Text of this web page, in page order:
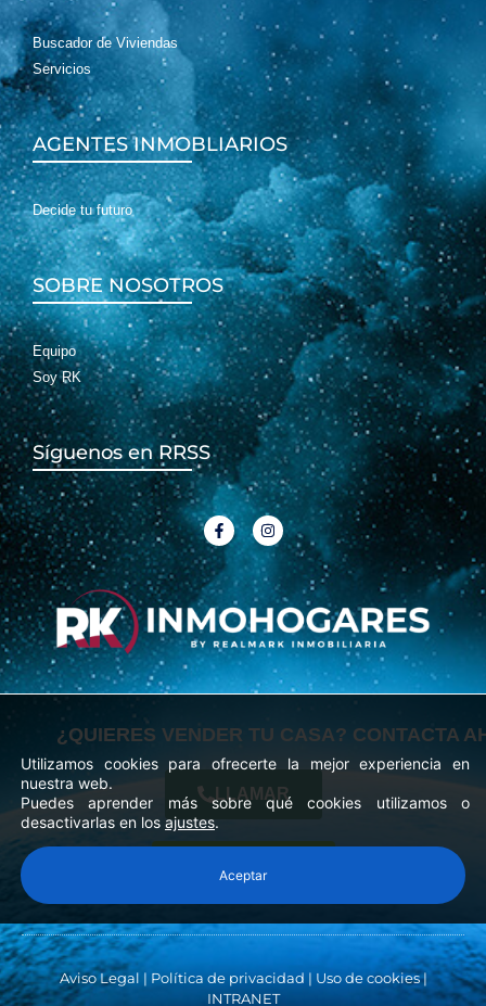
El Algar
15 minutos de
Cartagena
10 minutos de las
playas del Mar Menor
Porque hay casas... y luego
están las que hacen que quieras
quedarte a vivir desde el primer
momento.
Buscador de Viviendas
Servicios
AGENTES INMOBLIARIOS
Decide tu futuro
SOBRE NOSOTROS
Equipo
Soy RK
Síguenos en RRSS
F
a
c
e
b
o
o
k
-
f
I
n
s
t
a
g
r
a
m
¿QUIERES VENDER TU CASA? CONTACTA
LLAMAR
Aviso Legal | Política de privacidad | Uso de cookies|
INTRANET
Utilizamos cookies para ofrecerte la mejor experiencia en
nuestra web.
Puedes aprender más sobre qué cookies utilizamos o
desactivarlas en los ajustes.
Aceptar